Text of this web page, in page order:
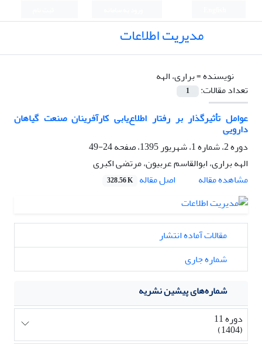
مدیریت اطلاعات
نویسنده =براری، الهه
تعداد مقالات:
1
عوامل تأثیرگذار بر رفتار اطلاع‌یابی کارآفرینان صنعت گیاهان
دارویی
دوره 2، شماره 1، شهریور 1395، صفحه
24-49
الهه براری، ابوالقاسم عربیون، مرتضی اکبری
مشاهده مقاله
اصل مقاله 328.56 K
مقالات آماده انتشار
شماره جاری
شماره‌های پیشین نشریه
دوره 11
(1404)